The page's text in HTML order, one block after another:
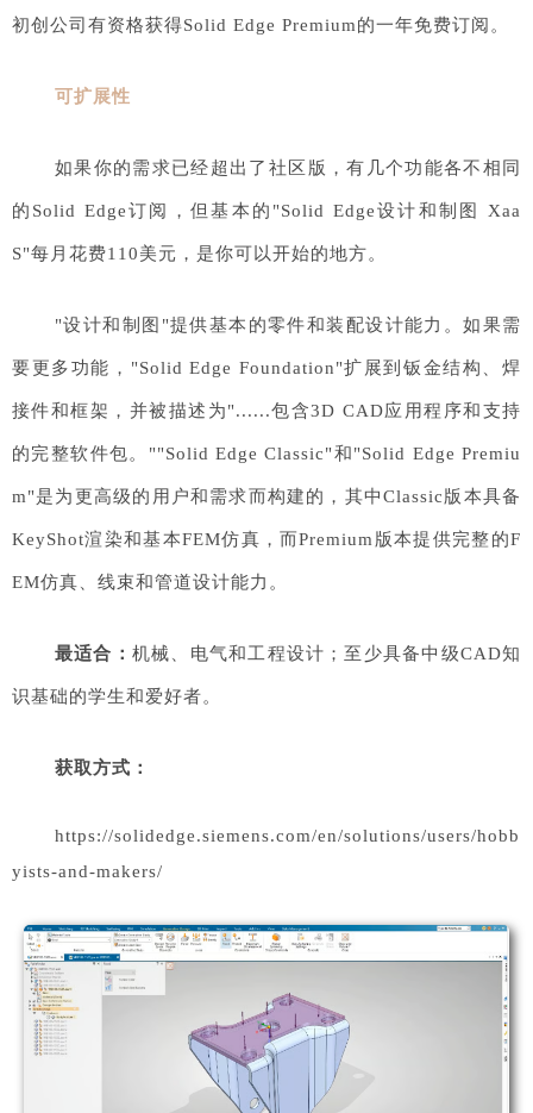
初创公司有资格获得Solid Edge Premium的一年免费订阅。
可扩展性
如果你的需求已经超出了社区版，有几个功能各不相同
的Solid Edge订阅，但基本的"Solid Edge设计和制图 Xaa
S"每月花费110美元，是你可以开始的地方。
"设计和制图"提供基本的零件和装配设计能力。如果需
要更多功能，"Solid Edge Foundation"扩展到钣金结构、焊
接件和框架，并被描述为"......包含3D CAD应用程序和支持
的完整软件包。""Solid Edge Classic"和"Solid Edge Premiu
m"是为更高级的用户和需求而构建的，其中Classic版本具备
KeyShot渲染和基本FEM仿真，而Premium版本提供完整的F
EM仿真、线束和管道设计能力。
最适合： 机械、电气和工程设计；至少具备中级CAD知
识基础的学生和爱好者。
获取方式：
https://solidedge.siemens.com/en/solutions/users/hobb
yists-and-makers/